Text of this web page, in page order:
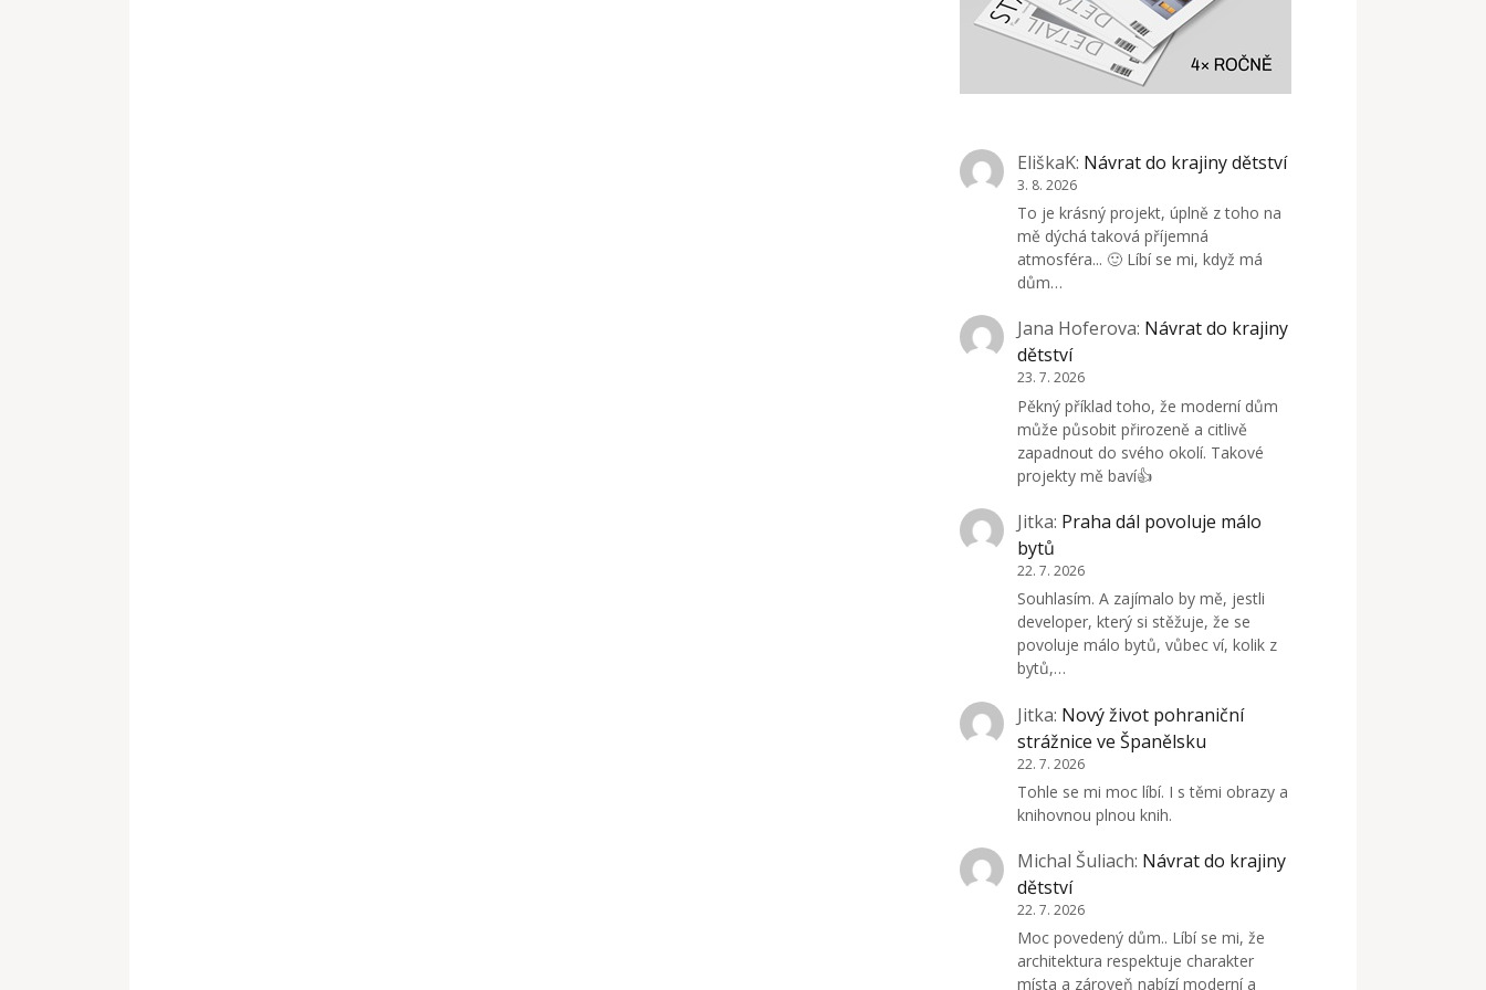
EliškaK: Návrat do krajiny dětství
3. 8. 2026
To je krásný projekt, úplně z toho na
mě dýchá taková příjemná
atmosféra... 🙂 Líbí se mi, když má
dům…
Jana Hoferova: Návrat do krajiny
dětství
23. 7. 2026
Pěkný příklad toho, že moderní dům
může působit přirozeně a citlivě
zapadnout do svého okolí. Takové
projekty mě baví👍
Jitka: Praha dál povoluje málo
bytů
22. 7. 2026
Souhlasím. A zajímalo by mě, jestli
developer, který si stěžuje, že se
povoluje málo bytů, vůbec ví, kolik z
bytů,…
Jitka: Nový život pohraniční
strážnice ve Španělsku
22. 7. 2026
Tohle se mi moc líbí. I s těmi obrazy a
knihovnou plnou knih.
Michal Šuliach: Návrat do krajiny
dětství
22. 7. 2026
Moc povedený dům.. Líbí se mi, že
architektura respektuje charakter
místa a zároveň nabízí moderní a